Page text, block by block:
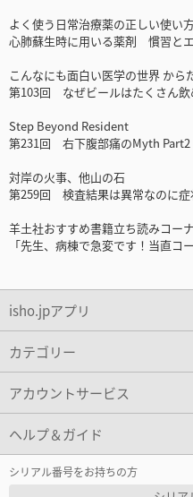
よく使う日常治療薬の正しい使い
心肺蘇生時に用いる薬剤 慣習と
こんなにも面白い医学の世界 から
第103回 なぜビールはたくさん飲
Step Beyond Resident
第231回 右下腹部痛のMyth
対岸の火事、他山の石
第259回 検査結果は異常なのに症
羊土社おすすめ書籍立ち読みコー
「先生、病棟で急変です！当直コ
isho.jpアプリ
カテゴリー
アカウントサービス
ヘルプ＆ガイド
シリアル番号をお持ちの方